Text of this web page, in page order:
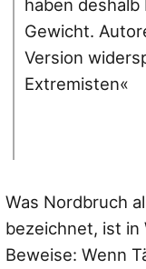
haben
Gewicht.
Version
Extremisten«
Was Nordbruch
bezeichnet, ist in
Beweise: Wenn